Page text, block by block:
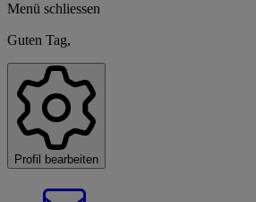
Menü schliessen
Guten Tag,
Profil bearbeiten